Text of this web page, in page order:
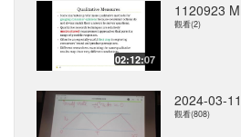
02:12:07
1120923
觀看(2)
2024-03-
觀看(808)